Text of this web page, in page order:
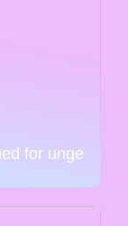
for unge